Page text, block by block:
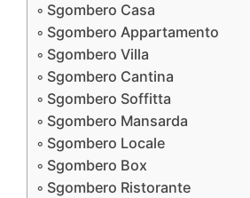
Sgombero Casa
Sgombero Appartamento
Sgombero Villa
Sgombero Cantina
Sgombero Soffitta
Sgombero Mansarda
Sgombero Locale
Sgombero Box
Sgombero Ristorante